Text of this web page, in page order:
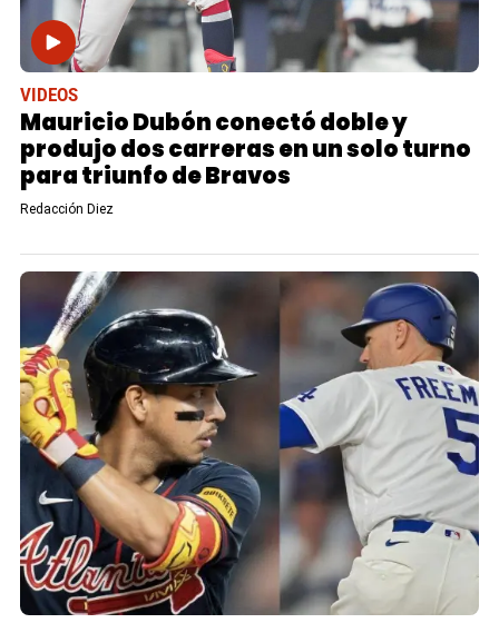
VIDEOS
Mauricio Dubón conectó doble y
produjo dos carreras en un solo turno
para triunfo de Bravos
Redacción Diez